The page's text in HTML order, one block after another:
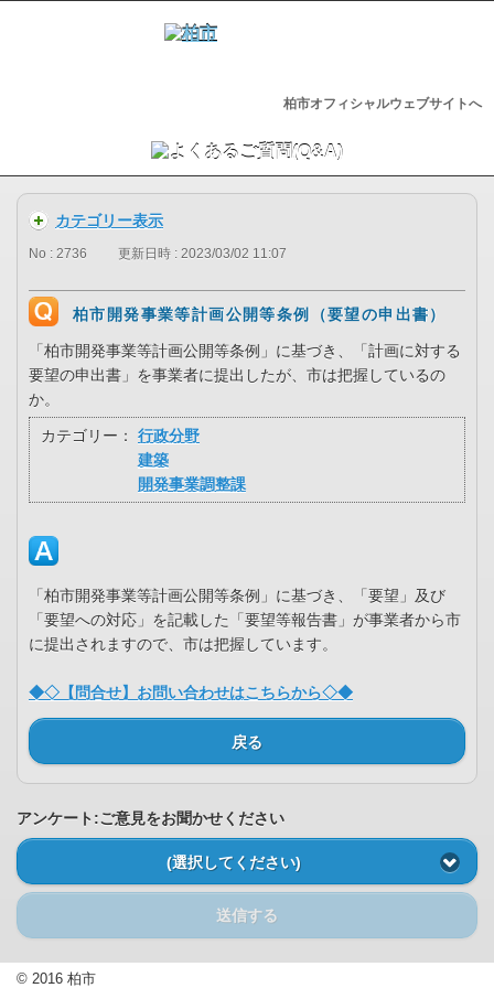
柏市オフィシャルウェブサイトへ
カテゴリー表示
No : 2736 更新日時 : 2023/03/02 11:07
柏市開発事業等計画公開等条例（要望の申出書）
「柏市開発事業等計画公開等条例」に基づき、「計画に対する
要望の申出書」を事業者に提出したが、市は把握しているの
か。
カテゴリー：
行政分野
建築
開発事業調整課
「柏市開発事業等計画公開等条例」に基づき、「要望」及び
「要望への対応」を記載した「要望等報告書」が事業者から市
に提出されますので、市は把握しています。
◆◇【問合せ】お問い合わせはこちらから◇◆
戻る
アンケート:ご意見をお聞かせください
(選択してください)
送信する
© 2016 柏市